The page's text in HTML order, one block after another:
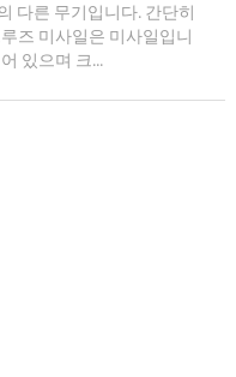
다른 무기입니다. 간단히
즈 미사일은 미사일입니
있으며 크...